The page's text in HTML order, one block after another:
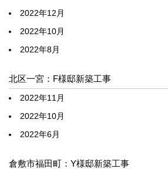
2022年12月
2022年10月
2022年8月
北区一宮：F様邸新築工事
2022年11月
2022年10月
2022年6月
倉敷市福田町：Y様邸新築工事